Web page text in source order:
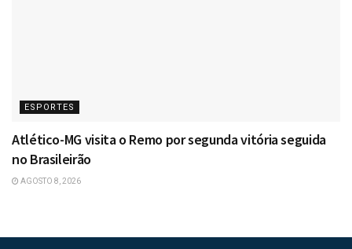
ESPORTES
Atlético-MG visita o Remo por segunda vitória seguida
no Brasileirão
AGOSTO 8, 2026